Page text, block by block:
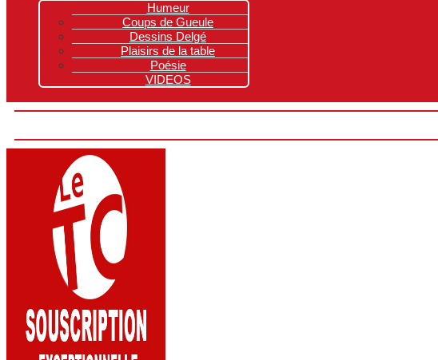
Humeur
Coups de Gueule
Dessins Delgé
Plaisirs de la table
Poésie
VIDEOS